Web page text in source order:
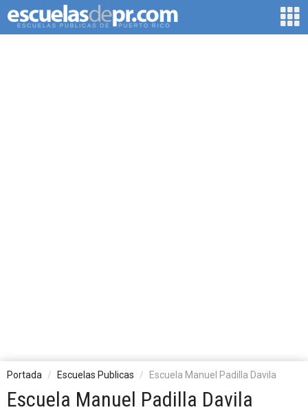
Portada Escuelas Publicas Escuela Manuel Padilla Davila
Escuela Manuel Padilla Davila